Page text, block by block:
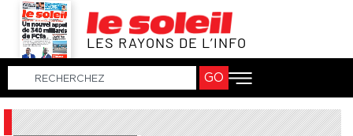
LES RAYONS DE L’INFO
GO